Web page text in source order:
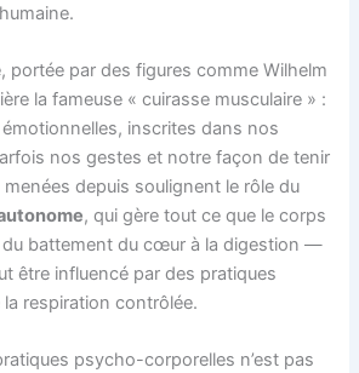
portée par des figures comme Wilhelm
la fameuse « cuirasse musculaire » :
inscrites dans nos
nos gestes et notre façon de tenir
depuis soulignent le rôle du
, qui gère tout ce que le corps
battement du cœur à la digestion —
être influencé par des pratiques
respiration contrôlée.
psycho-corporelles n’est pas